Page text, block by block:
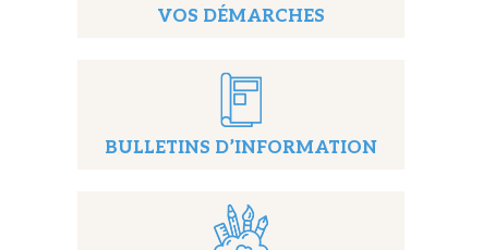
VOS DÉMARCHES
BULLETINS D’INFORMATION